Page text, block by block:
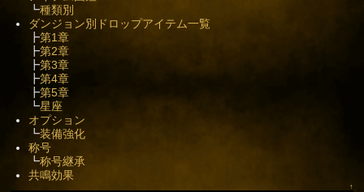
┗種類別
ダンジョン別ドロップアイテム一覧
┣第1章
┣第2章
┣第3章
┣第4章
┣第5章
┗星座
オプション
┗装備強化
称号
┗称号継承
共鳴効果
↑